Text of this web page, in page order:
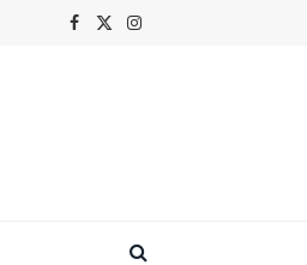
Facebook
X
Instagram